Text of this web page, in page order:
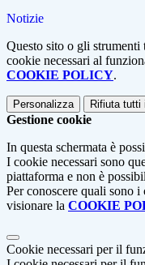
Notizie
Questo sito o gli
cookie necessari al
COOKIE POLICY.
Personalizza Rifiuta tutti
Gestione cookie
In questa schermata è
I cookie necessari sono
piattaforma e non è
Per conoscere quali sono
visionare la COOKIE
Cookie necessari per il